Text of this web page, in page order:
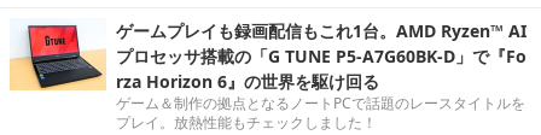
ゲームプレイも録画配信もこれ1台。AMD Ryzen™ AI
プロセッサ搭載の「G TUNE P5-A7G60BK-D」で『Fo
rza Horizon 6』の世界を駆け回る
ゲーム＆制作の拠点となるノートPCで話題のレースタイトルを
プレイ。放熱性能もチェックしました！